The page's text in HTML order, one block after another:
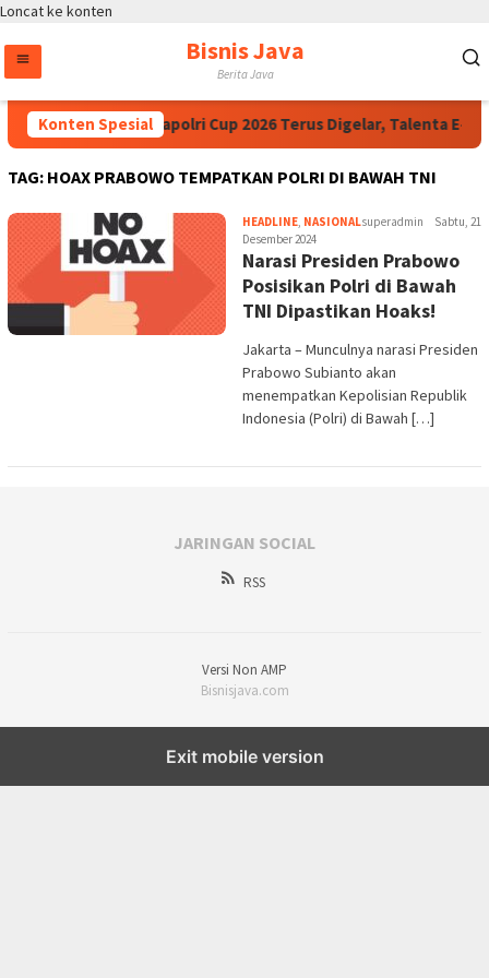
Loncat ke konten
Bisnis Java
Berita Java
Konten Spesial
Ibnu Riza Dorong Kapolri Cup 2026 Terus Digelar, Talenta E-
TAG: HOAX PRABOWO TEMPATKAN POLRI DI BAWAH TNI
HEADLINE, NASIONALsuperadmin
Sabtu, 21
Desember 2024
Narasi Presiden Prabowo
Posisikan Polri di Bawah
TNI Dipastikan Hoaks!
Jakarta – Munculnya narasi Presiden
Prabowo Subianto akan
menempatkan Kepolisian Republik
Indonesia (Polri) di Bawah […]
JARINGAN SOCIAL
RSS
Versi Non AMP
Bisnisjava.com
Exit mobile version